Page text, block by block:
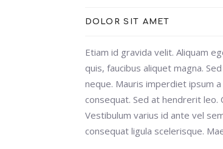
DOLOR SIT AMET
Etiam id gravida velit. Aliquam
quis, faucibus aliquet magna.
neque. Mauris imperdiet ipsum
consequat. Sed at hendrerit leo.
Vestibulum varius id ante vel
consequat ligula scelerisque.